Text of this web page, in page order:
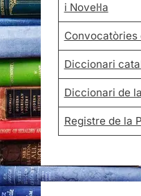
i Novel·la
Convocatòries
Diccionari
Diccionari de
Registre de la